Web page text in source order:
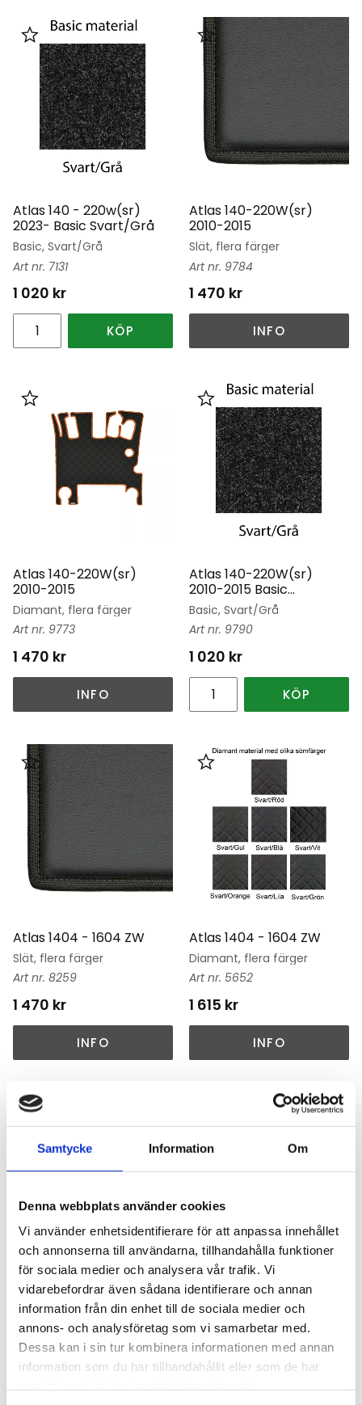
Samtycke Information Om
Denna webbplats använder cookies
Vi använder enhetsidentifierare för att anpassa innehållet
och annonserna till användarna, tillhandahålla funktioner
för sociala medier och analysera vår trafik. Vi
vidarebefordrar även sådana identifierare och annan
information från din enhet till de sociala medier och
annons- och analysföretag som vi samarbetar med.
Dessa kan i sin tur kombinera informationen med annan
information som du har tillhandahållit eller som de har
Atlas 140 - 220w(sr)
2023- Basic Svart/Grå
Basic, Svart/Grå
7131
1 020 kr
Lägg till i favoriter
KÖP
Atlas 140-220W(sr)
2010-2015
Slät, flera färger
9784
1 470 kr
Lägg till i favoriter
INFO
Atlas 140-220W(sr)
2010-2015
Diamant, flera färger
9773
1 470 kr
Lägg till i favoriter
INFO
Atlas 140-220W(sr)
2010-2015 Basic
Svart/Grå
Basic, Svart/Grå
9790
1 020 kr
Lägg till i favoriter
KÖP
Atlas 1404 - 1604 ZW
Slät, flera färger
8259
1 470 kr
Lägg till i favoriter
INFO
Atlas 1404 - 1604 ZW
Diamant, flera färger
5652
1 615 kr
Lägg till i favoriter
INFO
Atlas 1404 - 1604 ZW
Basic Svart/Grå
Basic, Svart/Grå
5670
1 020kr
Lägg till i favoriter
Atlas 160 - 180w(sr)
2016-2022
Slät, flera färger
2219
1 470 kr
Lägg till i favoriter